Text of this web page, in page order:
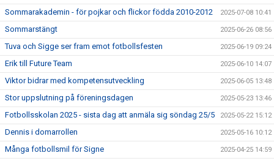
Sommarakademin - för pojkar och flickor födda 2010-2012 2025-07-08 10:41
Sommarstängt 2025-06-26 08:56
Tuva och Sigge ser fram emot fotbollsfesten 2025-06-19 09:24
Erik till Future Team 2025-06-10 14:07
Viktor bidrar med kompetensutveckling 2025-06-05 13:48
Stor uppslutning på föreningsdagen 2025-05-23 13:46
Fotbollsskolan 2025 - sista dag att anmäla sig söndag 25/5 2025-05-22 15:12
Dennis i domarrollen 2025-05-16 10:12
Många fotbollsmil för Signe 2025-04-25 14:59